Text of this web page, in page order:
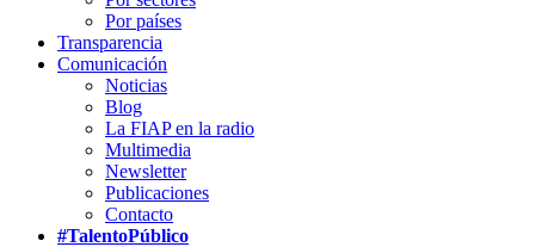
Por países
Transparencia
Comunicación
Noticias
Blog
La FIAP en la radio
Multimedia
Newsletter
Publicaciones
Contacto
#TalentoPúblico